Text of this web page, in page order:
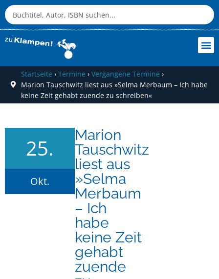
Startseite › Termine › Vergangene Termine ›
Marion Tauschwitz liest aus »Selma Merbaum – Ich habe
keine Zeit gehabt zuende zu schreiben«
25.
Okt.
Marion
Tauschwitz
liest aus
»Selma
Merbaum
– Ich
habe
keine Zeit
gehabt
zuende